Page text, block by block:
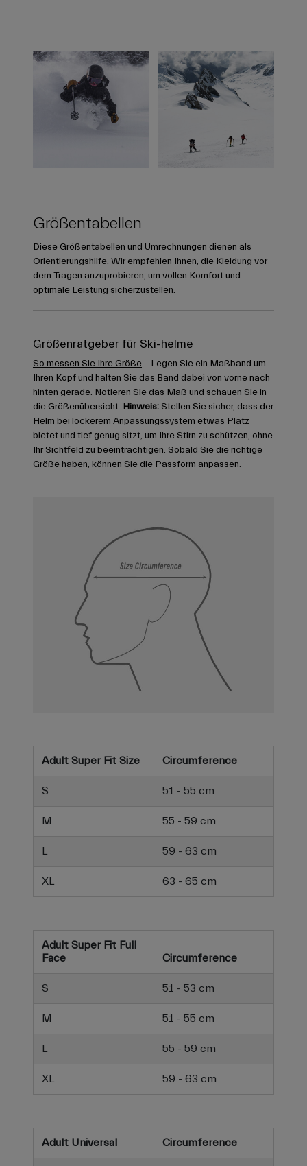
Größentabellen
Diese Größentabellen und Umrechnungen dienen als
Orientierungshilfe. Wir empfehlen Ihnen, die Kleidung vor
dem Tragen anzuprobieren, um vollen Komfort und
optimale Leistung sicherzustellen.
Größenratgeber für Ski-helme
So messen Sie Ihre Größe – Legen Sie ein Maßband um
Ihren Kopf und halten Sie das Band dabei von vorne nach
hinten gerade. Notieren Sie das Maß und schauen Sie in
die Größenübersicht. Hinweis: Stellen Sie sicher, dass der
Helm bei lockerem Anpassungssystem etwas Platz
bietet und tief genug sitzt, um Ihre Stirn zu schützen, ohne
Ihr Sichtfeld zu beeinträchtigen. Sobald Sie die richtige
Größe haben, können Sie die Passform anpassen.
Adult Super Fit Size Circumference
S 51 - 55 cm
M 55 - 59 cm
L 59 - 63 cm
XL 63 - 65 cm
Adult Super Fit Full
Face
Circumference
S 51 - 53 cm
M 51 - 55 cm
L 55 - 59 cm
XL 59 - 63 cm
Adult Universal Circumference